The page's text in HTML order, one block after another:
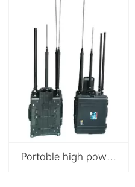
Portable high power remote control bomb jammer Radio-Controlled Improvised Explosive Device(RCIED) jammer